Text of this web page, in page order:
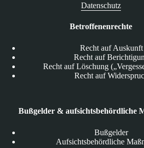
Datenschutz
Betroffenenrechte
Recht auf Auskunft
Recht auf
Recht auf Löschung
Recht auf
Bußgelder & aufsichtsbehördliche
Bußgelder
Aufsichtsbehördliche